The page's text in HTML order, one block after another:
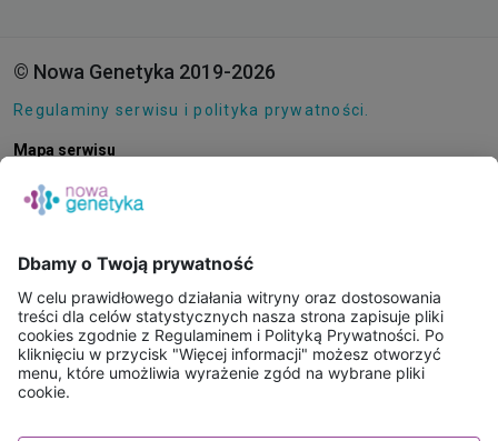
© Nowa Genetyka 2019-2026
Regulaminy serwisu i polityka prywatności.
Mapa serwisu
E-SKLEP
PUNKTY POBRAŃ
KONSULTACJE ONLINE
PORADNIE GENETYCZNE
BAZA WIEDZY
FAQ